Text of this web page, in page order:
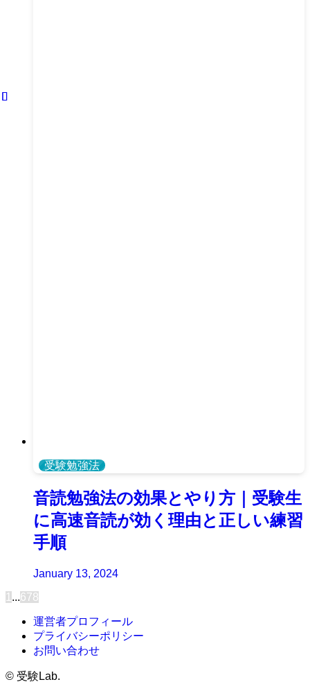
受験勉強法
音読勉強法の効果とやり方｜受験生
に高速音読が効く理由と正しい練習
手順
January 13, 2024
1 ...678
運営者プロフィール
プライバシーポリシー
お問い合わせ
© 受験Lab.